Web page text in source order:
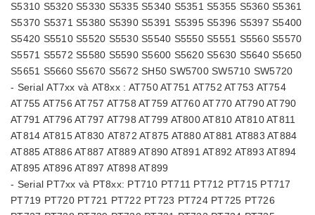
S5310 S5320 S5330 S5335 S5340 S5351 S5355 S5360 S5361
S5370 S5371 S5380 S5390 S5391 S5395 S5396 S5397 S5400
S5420 S5510 S5520 S5530 S5540 S5550 S5551 S5560 S5570
S5571 S5572 S5580 S5590 S5600 S5620 S5630 S5640 S5650
S5651 S5660 S5670 S5672 SH50 SW5700 SW5710 SW5720
- Serial AT7xx và AT8xx : AT750 AT751 AT752 AT753 AT754
AT755 AT756 AT757 AT758 AT759 AT760 AT770 AT790 AT790
AT791 AT796 AT797 AT798 AT799 AT800 AT810 AT810 AT811
AT814 AT815 AT830 AT872 AT875 AT880 AT881 AT883 AT884
AT885 AT886 AT887 AT889 AT890 AT891 AT892 AT893 AT894
AT895 AT896 AT897 AT898 AT899
- Serial PT7xx và PT8xx: PT710 PT711 PT712 PT715 PT717
PT719 PT720 PT721 PT722 PT723 PT724 PT725 PT726